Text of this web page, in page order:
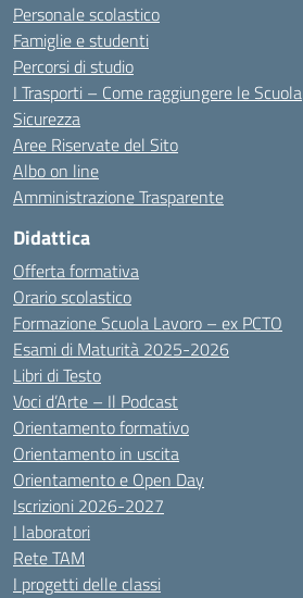
Personale scolastico
Famiglie e studenti
Percorsi di studio
I Trasporti – Come raggiungere le Scuola
Sicurezza
Aree Riservate del Sito
Albo on line
Amministrazione Trasparente
Didattica
Offerta formativa
Orario scolastico
Formazione Scuola Lavoro – ex PCTO
Esami di Maturità 2025-2026
Libri di Testo
Voci d’Arte – Il Podcast
Orientamento formativo
Orientamento in uscita
Orientamento e Open Day
Iscrizioni 2026-2027
I laboratori
Rete TAM
I progetti delle classi